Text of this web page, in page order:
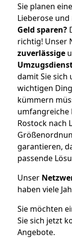
Sie planen
Lieberose
Geld sparen?
richtig! Unser
zuverlässige
damit Sie sich
wichtigen
kümmern
umfangreiche
Rostock nach
garantieren,
passende
Unser
haben viele
Sie möchten
Sie sich jetzt
Angebote.